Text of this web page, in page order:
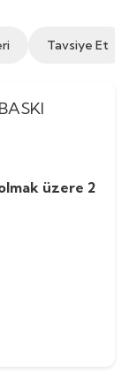
Tavsiye Et
üzere 2